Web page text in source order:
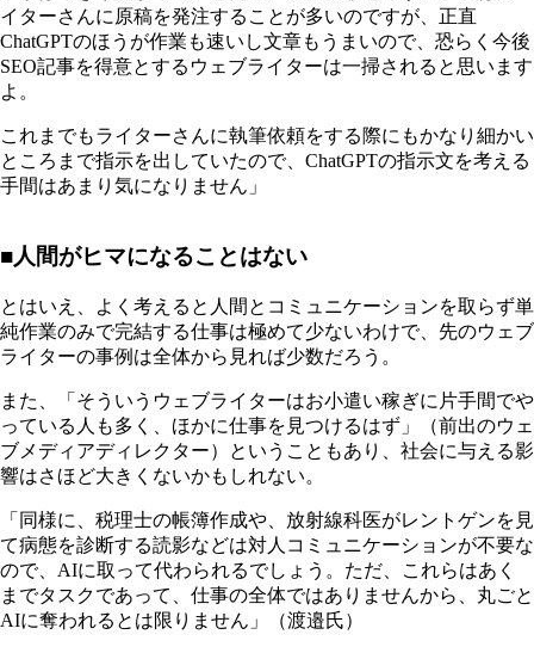
イターさんに原稿を発注することが多いのですが、正直
ChatGPTのほうが作業も速いし文章もうまいので、恐らく今後
SEO記事を得意とするウェブライターは一掃されると思います
よ。
これまでもライターさんに執筆依頼をする際にもかなり細かい
ところまで指示を出していたので、ChatGPTの指示文を考える
手間はあまり気になりません」
■人間がヒマになることはない
とはいえ、よく考えると人間とコミュニケーションを取らず単
純作業のみで完結する仕事は極めて少ないわけで、先のウェブ
ライターの事例は全体から見れば少数だろう。
また、「そういうウェブライターはお小遣い稼ぎに片手間でや
っている人も多く、ほかに仕事を見つけるはず」（前出のウェ
ブメディアディレクター）ということもあり、社会に与える影
響はさほど大きくないかもしれない。
「同様に、税理士の帳簿作成や、放射線科医がレントゲンを見
て病態を診断する読影などは対人コミュニケーションが不要な
ので、AIに取って代わられるでしょう。ただ、これらはあく
までタスクであって、仕事の全体ではありませんから、丸ごと
AIに奪われるとは限りません」（渡邉氏）